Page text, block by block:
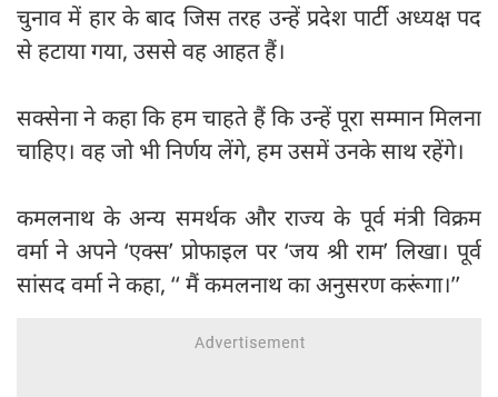
चुनाव में हार के बाद जिस तरह उन्हें प्रदेश पार्टी अध्यक्ष पद
से हटाया गया, उससे वह आहत हैं।
सक्सेना ने कहा कि हम चाहते हैं कि उन्हें पूरा सम्मान मिलना
चाहिए। वह जो भी निर्णय लेंगे, हम उसमें उनके साथ रहेंगे।
कमलनाथ के अन्य समर्थक और राज्य के पूर्व मंत्री विक्रम
वर्मा ने अपने ‘एक्स’ प्रोफाइल पर ‘जय श्री राम’ लिखा। पूर्व
सांसद वर्मा ने कहा, ‘‘ मैं कमलनाथ का अनुसरण करूंगा।’’